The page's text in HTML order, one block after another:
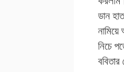
ডান
নিচে